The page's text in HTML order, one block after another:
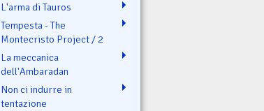
L'arma di Tauros
Tempesta - The
Montecristo Project / 2
La meccanica
dell'Ambaradan
Non ci indurre in
tentazione